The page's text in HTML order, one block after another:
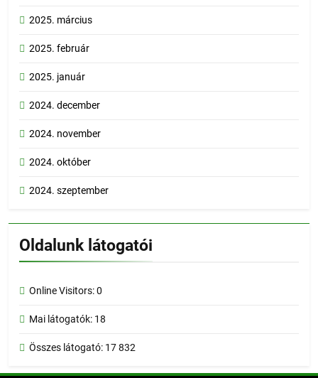
2025. március
2025. február
2025. január
2024. december
2024. november
2024. október
2024. szeptember
Oldalunk látogatói
Online Visitors:0
Mai látogatók: 18
Összes látogató: 17 832